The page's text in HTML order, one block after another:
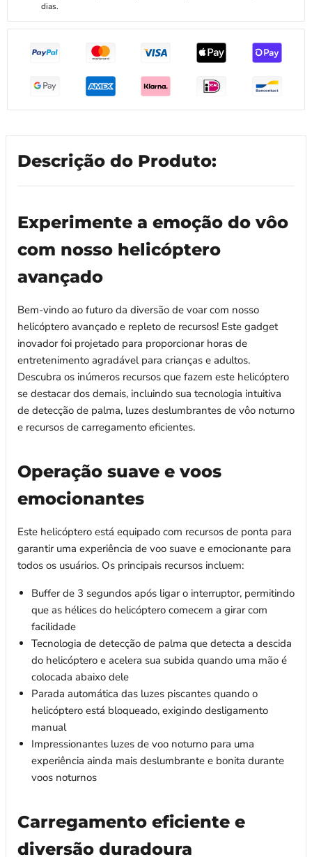
dias.
Descrição do Produto:
Experimente a emoção do vôo
com nosso helicóptero
avançado
Bem-vindo ao futuro da diversão de voar com nosso
helicóptero avançado e repleto de recursos! Este gadget
inovador foi projetado para proporcionar horas de
entretenimento agradável para crianças e adultos.
Descubra os inúmeros recursos que fazem este helicóptero
se destacar dos demais, incluindo sua tecnologia intuitiva
de detecção de palma, luzes deslumbrantes de vôo noturno
e recursos de carregamento eficientes.
Operação suave e voos
emocionantes
Este helicóptero está equipado com recursos de ponta para
garantir uma experiência de voo suave e emocionante para
todos os usuários. Os principais recursos incluem:
Buffer de 3 segundos após ligar o interruptor, permitindo
que as hélices do helicóptero comecem a girar com
facilidade
Tecnologia de detecção de palma que detecta a descida
do helicóptero e acelera sua subida quando uma mão é
colocada abaixo dele
Parada automática das luzes piscantes quando o
helicóptero está bloqueado, exigindo desligamento
manual
Impressionantes luzes de voo noturno para uma
experiência ainda mais deslumbrante e bonita durante
voos noturnos
Carregamento eficiente e
diversão duradoura